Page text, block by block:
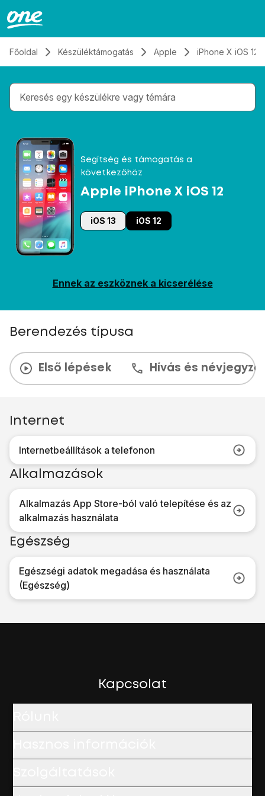
Főoldal Készüléktámogatás Apple iPhone X iOS 12
Gépelés közben megjelennek a keresési
Segítség és támogatás a
következőhöz
Apple iPhone X iOS 12
iOS 13 iOS 12
Ennek az eszköznek a kicserélése
Berendezés típusa
Első lépések Hívás és
Internet
Internetbeállítások a telefonon
Alkalmazások
Alkalmazás App Store-ból való telepítése és az
alkalmazás használata
Egészség
Egészségi adatok megadása és használata
(Egészség)
Kapcsolat